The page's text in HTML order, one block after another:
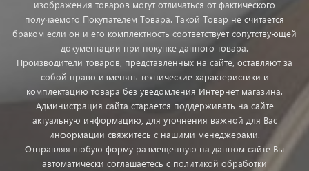
изображения товаров могут отличаться от фактического
получаемого Покупателем Товара. Такой Товар не считается
браком если он и его комплектность соответствует сопутствующей
документации при покупке данного товара.
Производители товаров, представленных на сайте, оставляют за
собой право изменять технические характеристики и
комплектацию товара без уведомления Интернет магазина.
Администрация сайта старается поддерживать на сайте
актуальную информацию, для уточнения важной для Вас
информации свяжитесь с нашими менеджерами.
Отправляя любую форму размещенную на данном сайте Вы
автоматически соглашаетесь с политикой обработки